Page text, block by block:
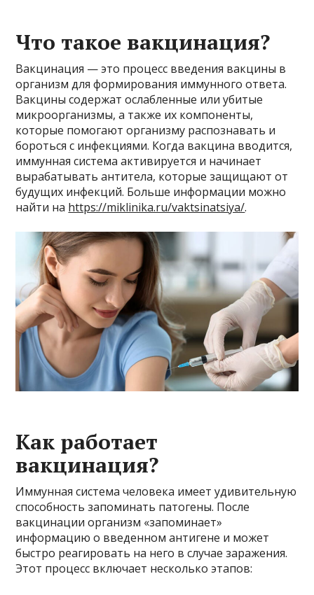
Что такое вакцинация?
Вакцинация — это процесс введения вакцины в
организм для формирования иммунного ответа.
Вакцины содержат ослабленные или убитые
микроорганизмы, а также их компоненты,
которые помогают организму распознавать и
бороться с инфекциями. Когда вакцина вводится,
иммунная система активируется и начинает
вырабатывать антитела, которые защищают от
будущих инфекций. Больше информации можно
найти на https://miklinika.ru/vaktsinatsiya/.
Как работает
вакцинация?
Иммунная система человека имеет удивительную
способность запоминать патогены. После
вакцинации организм «запоминает»
информацию о введенном антигене и может
быстро реагировать на него в случае заражения.
Этот процесс включает несколько этапов: